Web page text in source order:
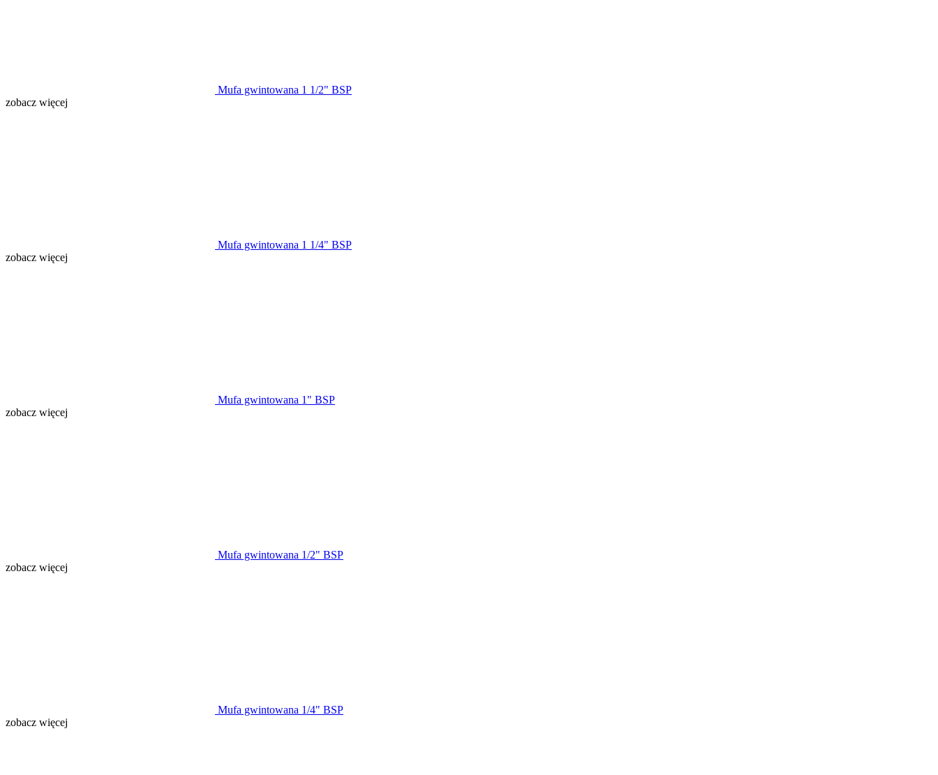
Mufa gwintowana 1 1/2" BSP
zobacz więcej
Mufa gwintowana 1 1/4" BSP
zobacz więcej
Mufa gwintowana 1" BSP
zobacz więcej
Mufa gwintowana 1/2" BSP
zobacz więcej
Mufa gwintowana 1/4" BSP
zobacz więcej